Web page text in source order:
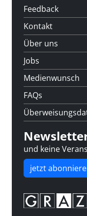
Feedback
Kontakt
Über uns
Jobs
Medienwunsch
FAQs
und keine
jetzt